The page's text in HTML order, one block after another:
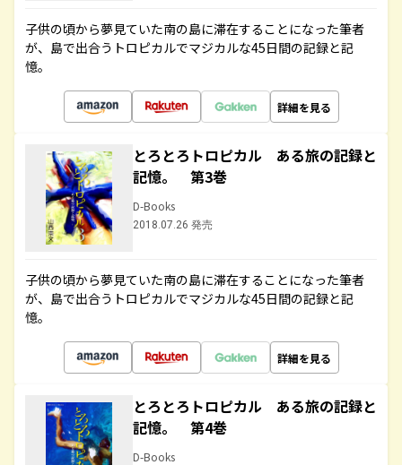
子供の頃から夢見ていた南の島に滞在することになった筆者
が、島で出合うトロピカルでマジカルな45日間の記録と記
憶。
詳細を見る
とろとろトロピカル ある旅の記録と
記憶。 第3巻
D-Books
2018.07.26 発売
子供の頃から夢見ていた南の島に滞在することになった筆者
が、島で出合うトロピカルでマジカルな45日間の記録と記
憶。
詳細を見る
とろとろトロピカル ある旅の記録と
記憶。 第4巻
D-Books